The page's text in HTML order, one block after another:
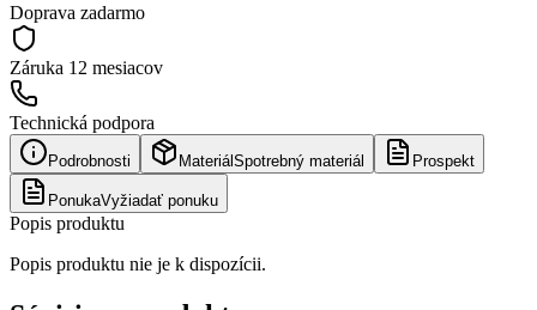
Doprava zadarmo
Záruka 12 mesiacov
Technická podpora
Podrobnosti Materiál Spotrebný materiál Prospekt
PonukaVyžiadať ponuku
Popis produktu
Popis produktu nie je k dispozícii.